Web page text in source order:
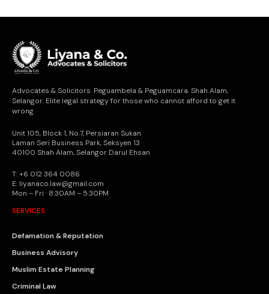
Advocates & Solicitors. Peguambela & Peguamcara. Shah Alam,
Selangor. Elite legal strategy for those who cannot afford to get it
wrong.
Unit 105, Block 1, No.7, Persiaran Sukan
Laman Seri Business Park, Seksyen 13
40100 Shah Alam, Selangor Darul Ehsan
T: +6 012 364 0086
E: liyanaco.law@gmail.com
Mon – Fri · 8:30AM – 5:30PM
SERVICES
Defamation & Reputation
Business Advisory
Muslim Estate Planning
Criminal Law